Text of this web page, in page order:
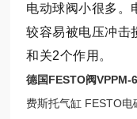
电动球阀小很多。
较容易被电压冲击
和关2个作用。
德国FESTO阀
费斯托气缸 FESTO